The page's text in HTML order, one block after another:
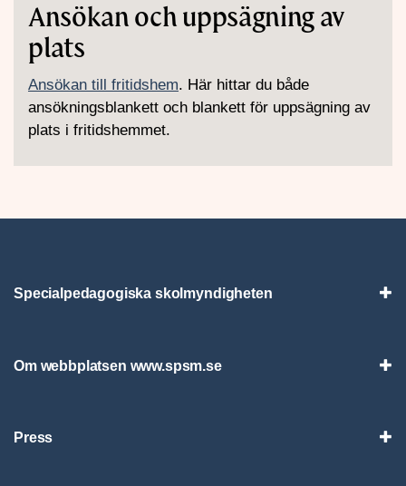
Ansökan och uppsägning av
plats
Ansökan till fritidshem. Här hittar du både
ansökningsblankett och blankett för uppsägning av
plats i fritidshemmet.
Specialpedagogiska skolmyndigheten
Om webbplatsen www.spsm.se
Press